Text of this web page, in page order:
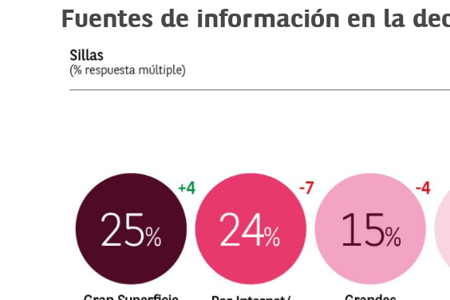
Fuentes de información en la